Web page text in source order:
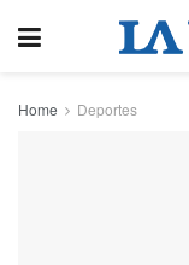
Home Deportes